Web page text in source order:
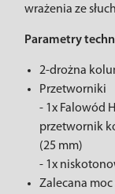
wrażenia ze
Parametry
2-drożna
Przetworniki
- 1x Falowód
przetwornik
(25 mm)
- 1x
Zalecana moc